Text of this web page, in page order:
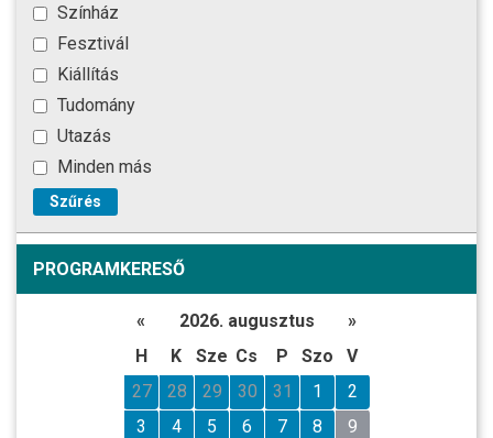
Színház
Fesztivál
Kiállítás
Tudomány
Utazás
Minden más
Szűrés
PROGRAMKERESŐ
« 2026. augusztus
»
H
K Sze Cs P Szo
V
27
28 29 30 31 1
2
3
4 5 6 7 8
9